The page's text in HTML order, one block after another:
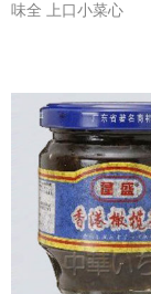
味全 上口小菜心